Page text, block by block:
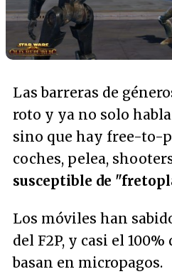
Las barreras de
roto y ya no solo
sino que hay free-to-
coches, pelea,
susceptible de "
Los móviles han
del F2P, y casi el 100%
basan en micropagos.